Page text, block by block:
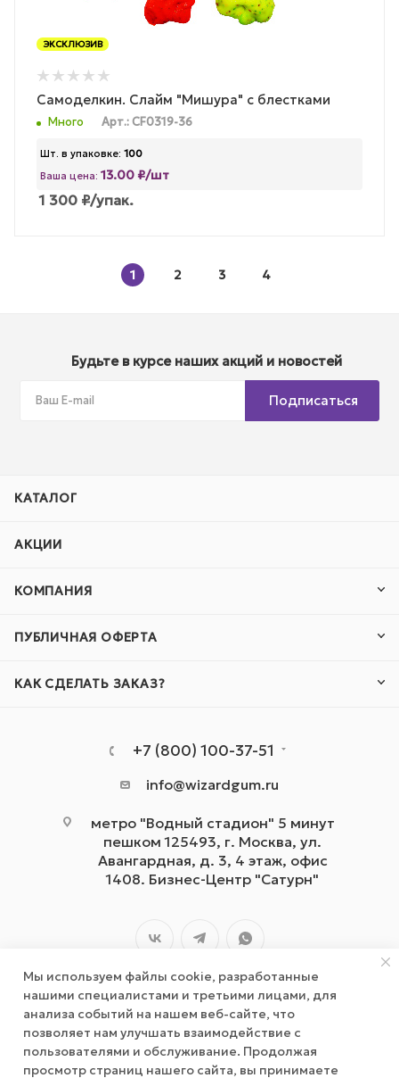
ЭКСКЛЮЗИВ
Самоделкин. Слайм "Мишура" с блестками
Много Арт.: CF0319-36
Шт. в упаковке: 100
Ваша цена: 13.00 ₽/шт
1 300 ₽/упак.
1 2 3 4
Будьте в курсе наших акций и новостей
Подписаться
КАТАЛОГ
АКЦИИ
КОМПАНИЯ
ПУБЛИЧНАЯ ОФЕРТА
КАК СДЕЛАТЬ ЗАКАЗ?
+7 (800) 100-37-51
info@wizardgum.ru
метро "Водный стадион" 5 минут
пешком 125493, г. Москва, ул.
Авангардная, д. 3, 4 этаж, офис
1408. Бизнес-Центр "Сатурн"
2026 © wizardgum.ru, 2021
Мы используем файлы cookie, разработанные
нашими специалистами и третьими лицами, для
анализа событий на нашем веб-сайте, что
позволяет нам улучшать взаимодействие с
пользователями и обслуживание. Продолжая
просмотр страниц нашего сайта, вы принимаете